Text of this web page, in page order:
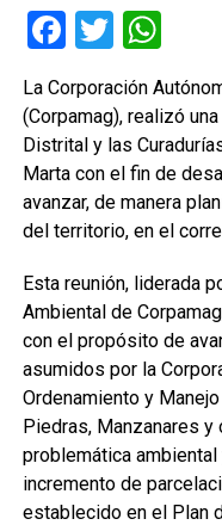
Facebook
Twitter
La Corporación
(Corpamag), realizó
Distrital y las
Marta con el fin de
avanzar, de manera
del territorio, en el
Esta reunión, liderada
Ambiental de
con el propósito de
asumidos por la
Ordenamiento y
Piedras, Manzanares
problemática
incremento de
establecido en el Plan